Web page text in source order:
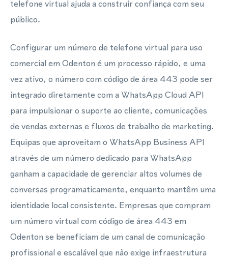
telefone virtual ajuda a construir confiança com seu
público.
Configurar um número de telefone virtual para uso
comercial em Odenton é um processo rápido, e uma
vez ativo, o número com código de área 443 pode ser
integrado diretamente com a WhatsApp Cloud API
para impulsionar o suporte ao cliente, comunicações
de vendas externas e fluxos de trabalho de marketing.
Equipas que aproveitam o WhatsApp Business API
através de um número dedicado para WhatsApp
ganham a capacidade de gerenciar altos volumes de
conversas programaticamente, enquanto mantêm uma
identidade local consistente. Empresas que compram
um número virtual com código de área 443 em
Odenton se beneficiam de um canal de comunicação
profissional e escalável que não exige infraestrutura